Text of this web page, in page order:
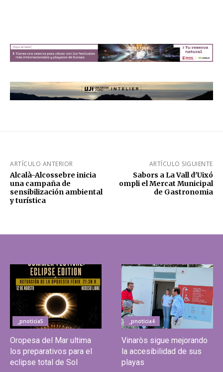
ARTÍCULO ANTERIOR
Alcalà-Alcossebre inicia
una campaña de
sensibilización ambiental
y turística
ARTÍCULO SIGUIENTE
Sabors a La Vall d'Uixó
ompli el Mercat Municipal
de Gastronomia
_pnoticia5
Oropesa del Mar ultima
los preparativos para el
eclipse total de Sol
_pnoticia4
Vinaròs sigue mejorando
la accesibilidad de sus
playas